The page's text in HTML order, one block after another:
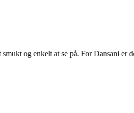
og enkelt at se på. For Dansani